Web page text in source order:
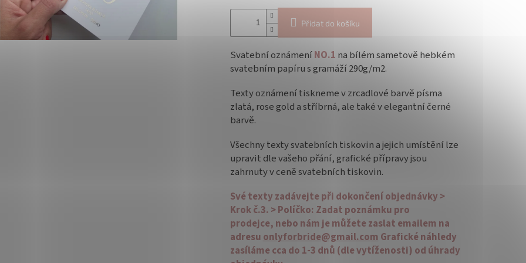
Přidat do košíku
Svatební oznámeníNO.1 na bílém sametově hebkém
svatebním papíru s gramáží 290g/m2.
Texty oznámení tiskneme v zrcadlové barvě písma
zlatá, rose gold a stříbrná, ale také v elegantní černé
barvě.
Všechny texty svatebních tiskovin a jejich umístění lze
upravit dle vašeho přání, grafické přípravy jsou
zahrnuty v ceně svatebních tiskovin.
Své texty zadávejte při dokončení objednávky >
Krok č.3. > Políčko: Zadat poznámku pro
prodejce, nebo nám je můžete zaslat emailem na
adresuonlyforbride@gmail.comGrafické náhledy
zasíláme cca do 1-3 dnů (dle vytíženosti) od úhrady